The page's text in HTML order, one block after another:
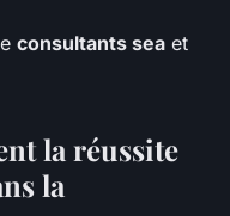
consultants sea et
la réussite
la